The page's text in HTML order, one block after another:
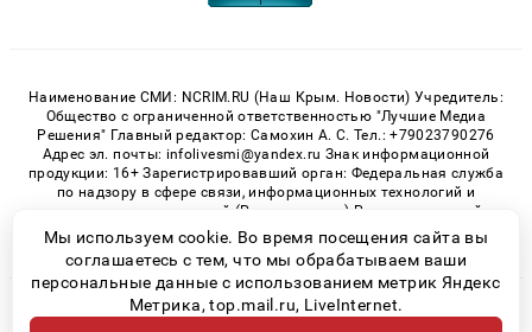
Наименование СМИ: NCRIM.RU (Наш Крым. Новости) Учредитель:
Общество с ограниченной ответственностью "Лучшие Медиа
Решения" Главный редактор: Самохин А. С. Тел.: +79023790276
Адрес эл. почты: infolivesmi@yandex.ru Знак информационной
продукции: 16+ Зарегистрировавший орган: Федеральная служба
по надзору в сфере связи, информационных технологий и
массовых коммуникаций (Роскомнадзор) Регистрационный
номер СМИ ЭЛ № ФС 77 - 81150 от 02.06.2021
© 2026 «nCrim.ru» | Все права защищены
Мы используем cookie. Во время посещения сайта вы
соглашаетесь с тем, что мы обрабатываем ваши
персональные данные с использованием метрик Яндекс
Метрика, top.mail.ru, LiveInternet.